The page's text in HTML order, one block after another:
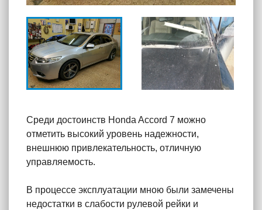
Среди достоинств Honda Accord 7 можно
отметить высокий уровень надежности,
внешнюю привлекательность, отличную
управляемость.
В процессе эксплуатации мною были замечены
недостатки в слабости рулевой рейки и